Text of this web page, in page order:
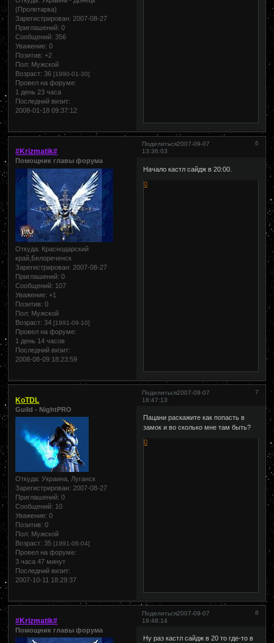
(Пролетарка)
Зарегистрирован: 2007-08-27
Приглашений: 0
Сообщений: 356
Уважение: 0
Позитив: +2
Пол: Мужской
Возраст: 36[1990-01-30]
Провел на форуме:
1 день 23 часа
Последний визит:
2008-01-18 09:37:12
Поделиться 6
2007-09-07
13:36:03
#Krizmatik#
Помощник главы форума
Откуда: Краснодарский
край,Белореченск
Зарегистрирован: 2007-08-27
Приглашений: 0
Сообщений: 107
Уважение: +1
Позитив: 0
Пол: Мужской
Возраст: 34[1991-09-10]
Провел на форуме:
1 день 14 часов
Последний визит:
2008-08-09 18:23:59
Начало кастл сайдж в 20:00.
0
Поделиться 7
2007-09-07
18:47:13
KoTDL
Guild - NightPRO
Откуда: Украина, Луганск
Зарегистрирован: 2007-08-27
Приглашений: 0
Сообщений: 10
Уважение: 0
Позитив: 0
Пол: Мужской
Возраст: 35[1991-06-04]
Провел на форуме:
3 часа 47 минут
Последний визит:
2007-10-11 18:29:37
Пацани раскажите как попасть в
замок и во сколько мне там быть?
0
Поделиться 8
2007-09-07
19:48:14
#Krizmatik#
Помощник главы форума
Ну раз кастл сайдж в 20 то где-то в